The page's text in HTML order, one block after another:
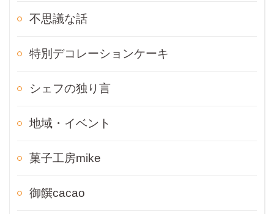
不思議な話
特別デコレーションケーキ
シェフの独り言
地域・イベント
菓子工房mike
御饌cacao